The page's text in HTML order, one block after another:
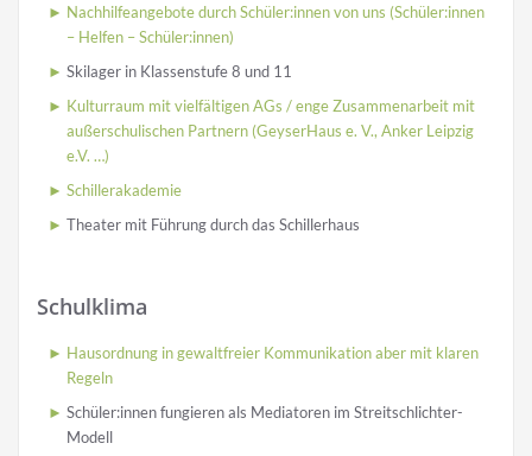
Nachhilfeangebote durch Schüler:innen von uns (Schüler:innen
– Helfen – Schüler:innen)
Skilager in Klassenstufe 8 und 11
Kulturraum mit vielfältigen AGs / enge Zusammenarbeit mit
außerschulischen Partnern (GeyserHaus e. V., Anker Leipzig
e.V. …)
Schillerakademie
Theater mit Führung durch das Schillerhaus
Schulklima
Hausordnung in gewaltfreier Kommunikation aber mit klaren
Regeln
Schüler:innen fungieren als Mediatoren im Streitschlichter-
Modell